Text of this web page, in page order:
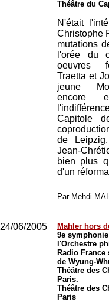
Théâtre du
N'était
Christophe
mutations
l'orée du
oeuvres
Traetta et
jeune
encore
Capitole
de
Jean-
bien plus
d'un
Par Mehdi
24/06/2005
Mahler hors
9e
l'Orchestre
Radio
de Wyung-
Théâtre des
Paris.
Théâtre des
Paris